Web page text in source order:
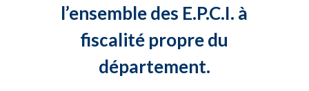
l’ensemble des E.P.C.I. à
fiscalité propre du
département.